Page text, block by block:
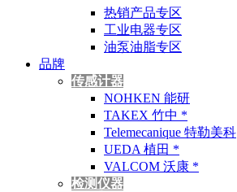
热销产品专区
工业电器专区
油泵油脂专区
品牌
传感计器
NOHKEN 能研
TAKEX 竹中 *
Telemecanique 特勒美科
UEDA 植田 *
VALCOM 沃康 *
检测仪器